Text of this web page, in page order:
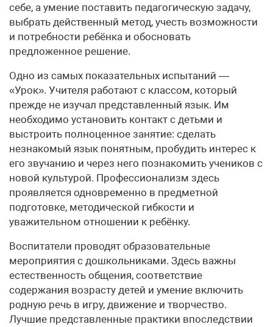
себе, а умение поставить педагогическую задачу,
выбрать действенный метод, учесть возможности
и потребности ребёнка и обосновать
предложенное решение.
Одно из самых показательных испытаний —
«Урок». Учителя работают с классом, который
прежде не изучал представленный язык. Им
необходимо установить контакт с детьми и
выстроить полноценное занятие: сделать
незнакомый язык понятным, пробудить интерес к
его звучанию и через него познакомить учеников с
новой культурой. Профессионализм здесь
проявляется одновременно в предметной
подготовке, методической гибкости и
уважительном отношении к ребёнку.
Воспитатели проводят образовательные
мероприятия с дошкольниками. Здесь важны
естественность общения, соответствие
содержания возрасту детей и умение включить
родную речь в игру, движение и творчество.
Лучшие представленные практики впоследствии